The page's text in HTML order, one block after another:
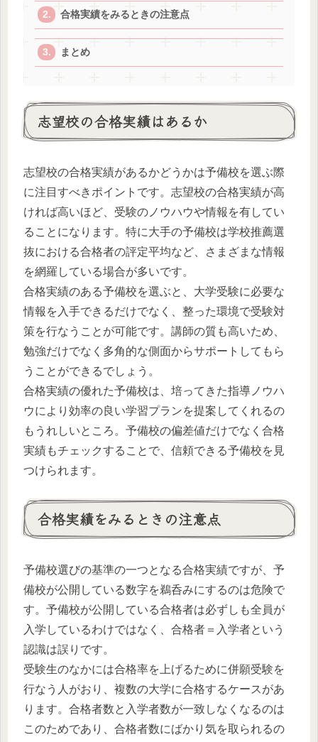
合格実績をみるときの注意点
まとめ
志望校の合格実績はあるか
志望校の合格実績があるかどうかは予備校を選ぶ際
に注目すべきポイントです。志望校の合格実績が高
ければ高いほど、受験のノウハウや情報を有してい
ることになります。特に大手の予備校は学校推薦選
抜における合格者の評定平均など、さまざまな情報
を網羅している場合が多いです。
合格実績のある予備校を選ぶと、大学受験に必要な
情報を入手できるだけでなく、整った環境で受験対
策を行なうことが可能です。講師の質も高いため、
勉強だけでなく多角的な側面からサポートしてもら
うことができるでしょう。
合格実績の優れた予備校は、培ってきた指導ノウハ
ウにより効率の良い学習プランを提案してくれるの
もうれしいところ。予備校の偏差値だけでなく合格
実績もチェックすることで、信頼できる予備校を見
つけられます。
合格実績をみるときの注意点
予備校選びの基準の一つとなる合格実績ですが、予
備校が公開している数字を鵜呑みにするのは危険で
す。予備校が公開している合格者は必ずしも全員が
入学しているわけではなく、合格者＝入学者という
認識は誤りです。
受験生のなかには合格率を上げるために併願受験を
行なう人がおり、複数の大学に合格するケースがあ
ります。合格者数と入学者数が一致しなくなるのは
このためであり、合格者数にばかり気を取られるの